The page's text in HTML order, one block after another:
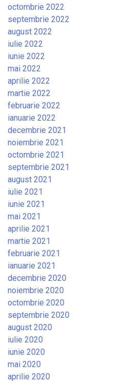
octombrie 2022
septembrie 2022
august 2022
iulie 2022
iunie 2022
mai 2022
aprilie 2022
martie 2022
februarie 2022
ianuarie 2022
decembrie 2021
noiembrie 2021
octombrie 2021
septembrie 2021
august 2021
iulie 2021
iunie 2021
mai 2021
aprilie 2021
martie 2021
februarie 2021
ianuarie 2021
decembrie 2020
noiembrie 2020
octombrie 2020
septembrie 2020
august 2020
iulie 2020
iunie 2020
mai 2020
aprilie 2020